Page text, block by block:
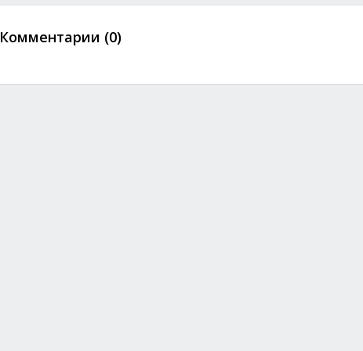
Комментарии (0)